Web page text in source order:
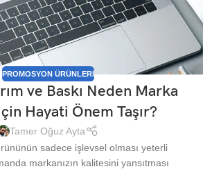
PROMOSYON ÜRÜNLERI
ve Baskı Neden Marka
Hayati Önem Taşır?
Tamer Oğuz Ayta
sadece işlevsel olması yeterli
markanızın kalitesini yansıtması